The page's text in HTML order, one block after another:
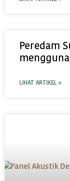
Peredam
LIHAT ARTIKEL »